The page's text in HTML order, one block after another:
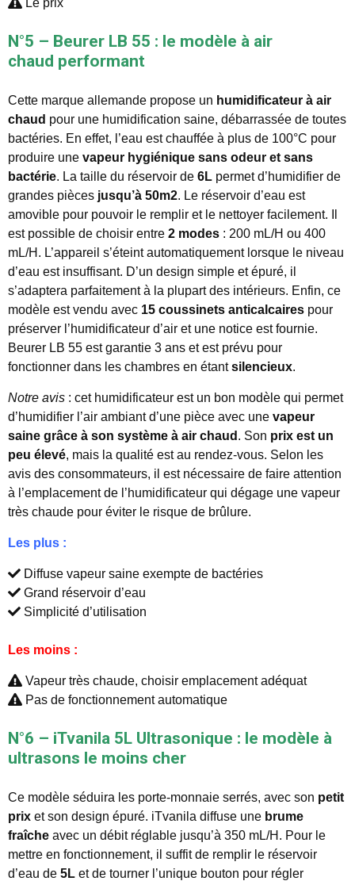
N°5 – Beurer LB 55 : le modèle à air
chaud performant
Cette marque allemande propose un humidificateur à air
chaud pour une humidification saine, débarrassée de toutes
bactéries. En effet, l’eau est chauffée à plus de 100°C pour
produire une vapeur hygiénique sans odeur et sans
bactérie. La taille du réservoir de 6L permet d’humidifier de
grandes pièces jusqu’à 50m2. Le réservoir d’eau est
amovible pour pouvoir le remplir et le nettoyer facilement. Il
est possible de choisir entre 2 modes : 200 mL/H ou 400
mL/H. L’appareil s’éteint automatiquement lorsque le niveau
d’eau est insuffisant. D’un design simple et épuré, il
s’adaptera parfaitement à la plupart des intérieurs. Enfin, ce
modèle est vendu avec 15 coussinets anticalcaires pour
préserver l’humidificateur d’air et une notice est fournie.
Beurer LB 55 est garantie 3 ans et est prévu pour
fonctionner dans les chambres en étantsilencieux.
Notre avis : cet humidificateur est un bon modèle qui permet
d’humidifier l’air ambiant d’une pièce avec une vapeur
saine grâce à son système à air chaud . Son prix est un
peu élevé, mais la qualité est au rendez-vous. Selon les
avis des consommateurs, il est nécessaire de faire attention
à l’emplacement de l’humidificateur qui dégage une vapeur
très chaude pour éviter le risque de brûlure.
Les plus :
Diffuse vapeur saine exempte de bactéries
Grand réservoir d’eau
Simplicité d’utilisation
Les moins :
Vapeur très chaude, choisir emplacement adéquat
Pas de fonctionnement automatique
N°6 – iTvanila 5L Ultrasonique : le modèle à
ultrasons le moins cher
Ce modèle séduira les porte-monnaie serrés, avec son petit
prix et son design épuré. iTvanila diffuse une brume
fraîche avec un débit réglable jusqu’à 350 mL/H. Pour le
mettre en fonctionnement, il suffit de remplir le réservoir
d’eau de 5L et de tourner l’unique bouton pour régler